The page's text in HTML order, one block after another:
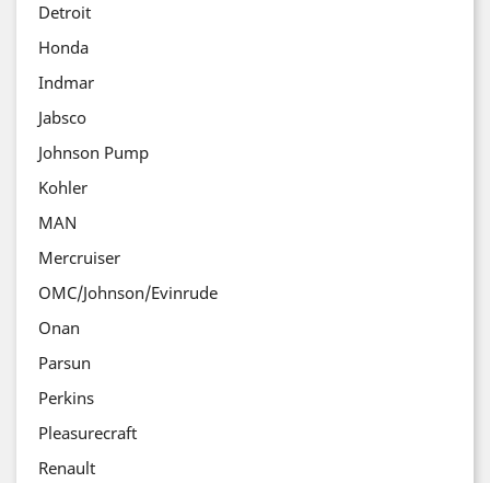
Detroit
Honda
Indmar
Jabsco
Johnson Pump
Kohler
MAN
Mercruiser
OMC/Johnson/Evinrude
Onan
Parsun
Perkins
Pleasurecraft
Renault